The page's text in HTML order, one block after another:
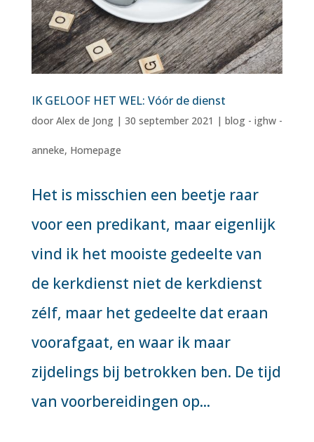
IK GELOOF HET WEL: Vóór de dienst
door Alex de Jong| 30 september 2021 | blog - ighw -
anneke, Homepage
Het is misschien een beetje raar
voor een predikant, maar eigenlijk
vind ik het mooiste gedeelte van
de kerkdienst niet de kerkdienst
zélf, maar het gedeelte dat eraan
voorafgaat, en waar ik maar
zijdelings bij betrokken ben. De tijd
van voorbereidingen op...